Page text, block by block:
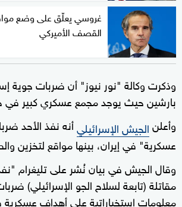
غروسي يعلّق على وضع
القصف الأميركي
وذكرت وكالة "نور نيوز" أن ضربات جوية
بارشين حيث يوجد مجمع عسكري كبير
وأعلنالجيش الإسرائيليأنه نفذ الأحد
عسكرية" في إيران، بينها مواقع لتخزين
مقاتلة (تابعة لسلاح الجو الإسرائيلي)
معلومات استخباراتية على أهداف عسكرية